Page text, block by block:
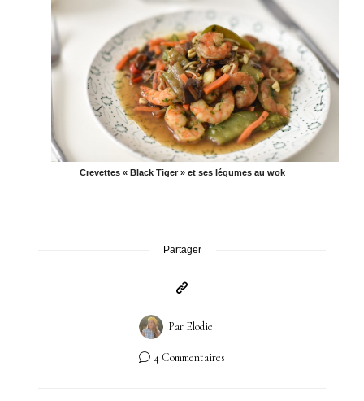
Crevettes « Black Tiger » et ses légumes au wok
Partager
Par Elodie
4 Commentaires